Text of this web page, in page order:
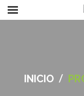
INICIO /